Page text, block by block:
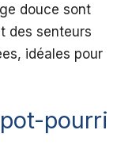
douce sont
des senteurs
idéales pour
pourri